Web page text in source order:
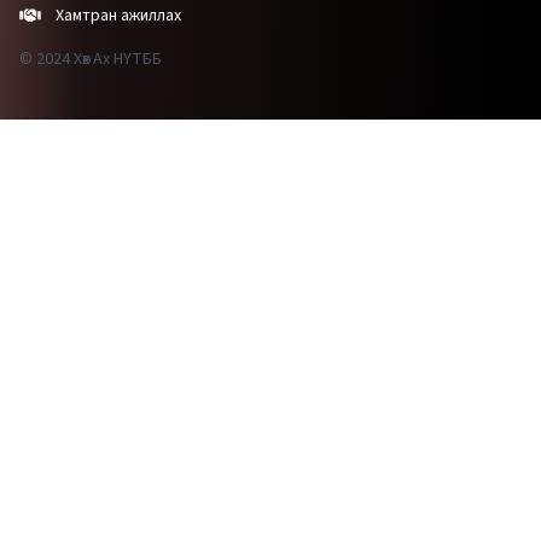
Хамтран ажиллах
© 2024 Хөх Ах НҮТББ